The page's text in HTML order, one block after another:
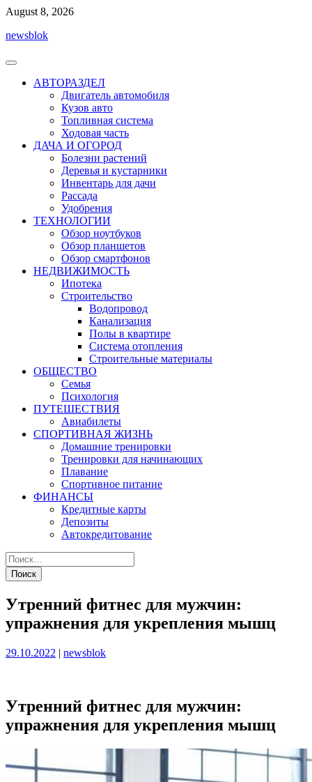
Перейти
содержимому
August 8, 2026
newsblok
АВТОРАЗДЕЛ
Двигатель автомобиля
Кузов авто
Топливная система
Ходовая часть
ДАЧА И ОГОРОД
Болезни растений
Деревья и кустарники
Инвентарь для дачи
Рассада
Удобрения
ТЕХНОЛОГИИ
Обзор ноутбуков
Обзор планшетов
Обзор смартфонов
НЕДВИЖИМОСТЬ
Ипотека
Строительство
Водопровод
Канализация
Полы в квартире
Система отопления
Строительные материалы
ОБЩЕСТВО
Семья
Психология
ПУТЕШЕСТВИЯ
Авиабилеты
СПОРТИВНАЯ ЖИЗНЬ
Домашние тренировки
Тренировки для начинающих
Плавание
Спортивное питание
ФИНАНСЫ
Кредитные карты
Депозиты
Автокредитование
Утренний фитнес для мужчин:
упражнения для укрепления мышц
Опубликовано
29.10.2022 | Опубликовано
newsblok
Утренний фитнес для мужчин:
упражнения для укрепления мышц